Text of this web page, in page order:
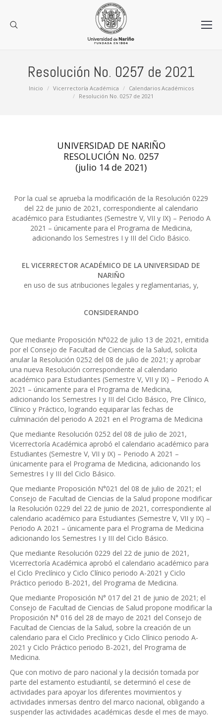
Resolución No. 0257 de 2021
Estás aquí:
Inicio Vicerrectoría Académica
Calendarios Académicos
Resolución No. 0257 de 2021
UNIVERSIDAD DE NARIÑO
RESOLUCIÓN No. 0257
(julio 14 de 2021)
Por la cual se aprueba la modificación de la Resolución 0229
del 22 de junio de 2021, correspondiente al calendario
académico para Estudiantes (Semestre V, VII y IX) – Periodo A
2021 – únicamente para el Programa de Medicina,
adicionando los Semestres I y III del Ciclo Básico.
EL VICERRECTOR ACADÉMICO DE LA UNIVERSIDAD DE
NARIÑO
en uso de sus atribuciones legales y reglamentarias, y,
CONSIDERANDO
Que mediante Proposición N°022 de julio 13 de 2021, emitida
por el Consejo de Facultad de Ciencias de la Salud, solicita
anular la Resolución 0252 del 08 de julio de 2021; y aprobar
una nueva Resolución correspondiente al calendario
académico para Estudiantes (Semestre V, VII y IX) – Periodo A
2021 – únicamente para el Programa de Medicina,
adicionando los Semestres I y III del Ciclo Básico, Pre Clínico,
Clínico y Práctico, logrando equiparar las fechas de
culminación del periodo A 2021 en el Programa de Medicina
Que mediante Resolución 0252 del 08 de julio de 2021,
Vicerrectoría Académica aprobó el calendario académico para
Estudiantes (Semestre V, VII y IX) – Periodo A 2021 –
únicamente para el Programa de Medicina, adicionando los
Semestres I y III del Ciclo Básico.
Que mediante Proposición N°021 del 08 de julio de 2021; el
Consejo de Facultad de Ciencias de la Salud propone modificar
la Resolución 0229 del 22 de junio de 2021, correspondiente al
calendario académico para Estudiantes (Semestre V, VII y IX) –
Periodo A 2021 – únicamente para el Programa de Medicina
adicionando los Semestres I y III del Ciclo Básico.
Que mediante Resolución 0229 del 22 de junio de 2021,
Vicerrectoría Académica aprobó el calendario académico para
el Ciclo Preclínico y Ciclo Clínico periodo A-2021 y Ciclo
Práctico periodo B-2021, del Programa de Medicina.
Que mediante Proposición N° 017 del 21 de junio de 2021; el
Consejo de Facultad de Ciencias de Salud propone modificar la
Proposición N° 016 del 28 de mayo de 2021 del Consejo de
Facultad de Ciencias de la Salud, sobre la creación de un
calendario para el Ciclo Preclínico y Ciclo Clínico periodo A-
2021 y Ciclo Práctico periodo B-2021, del Programa de
Medicina.
Que con motivo de paro nacional y la decisión tomada por
parte del estamento estudiantil, se determinó el cese de
actividades para apoyar los diferentes movimientos y
actividades inmersas dentro del marco nacional, obligando a
suspender las actividades académicas desde el mes de mayo.